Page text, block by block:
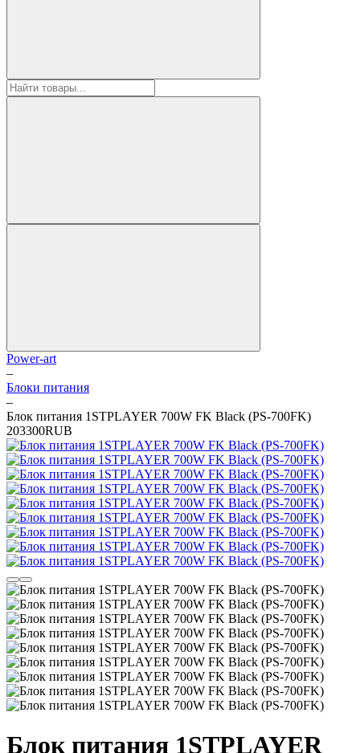
Power-art
–
Блоки питания
–
Блок питания 1STPLAYER 700W FK Black (PS-700FK)
203300RUB
Блок питания 1STPLAYER